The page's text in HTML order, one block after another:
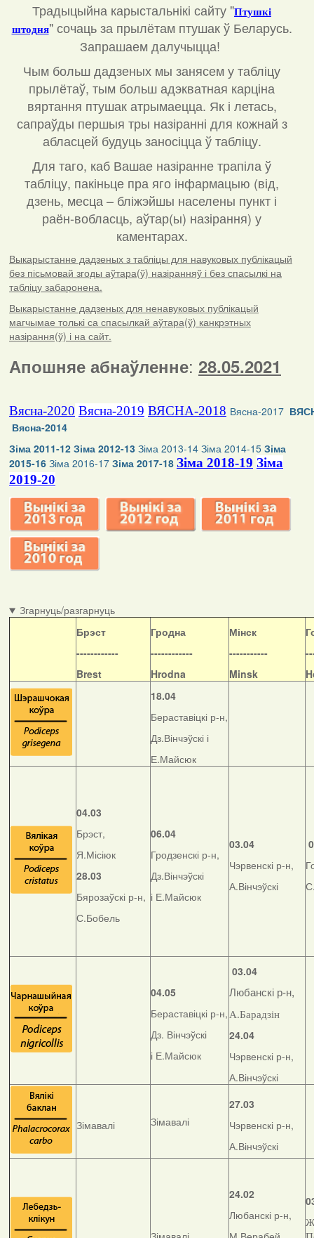
Традыцыйна карыстальнікі сайту "Птушкі
штодня" сочаць за прылётам птушак ў Беларусь.
Запрашаем далучыцца!
Чым больш дадзеных мы занясем у табліцу
прылётаў, тым больш адэкватная карціна
вяртання птушак атрымаецца. Як і летась,
сапраўды першыя тры назіранні для кожнай з
абласцей будуць заносіцца ў табліцу.
Для таго, каб Вашае назіранне трапіла ў
табліцу, пакіньце пра яго інфармацыю (від,
дзень, месца – бліжэйшы населены пункт і
раён-вобласць, аўтар(ы) назірання) у
каментарах.
Выкарыстанне дадзеных з табліцы для навуковых публікацый
без пісьмовай згоды аўтара(ў) назіранняў і без спасылкі на
табліцу забаронена.
Выкарыстанне дадзеных для ненавуковых публікацый
магчымае толькі са спасылкай аўтара(ў) канкрэтных
назірання(ў) і на сайт.
Апошняе абнаўленне: 28.05.2021
Вясна-2020 Вясна-2019 ВЯСНА-2018 Вясна-2017
Вясна-2014
Зіма 2011-12 Зіма 2012-13 Зіма 2013-14 Зіма 2014-15 Зіма
2015-16 Зіма 2016-17 Зіма 2017-18 Зіма 2018-19 Зіма
2019-20
Згарнуць/разгарнуць
Брэст
------------
Brest
Гродна
------------
Hrodna
Мінск
-----------
Minsk
18.04
Бераставіцкі р-н,
Дз.Вінчэўскі і
Е.Майсюк
04.03
Брэст,
Я.Місіюк
28.03
Бярозаўскі р-н,
С.Бобель
06.04
Гродзенскі р-н,
Дз.Вінчэўскі
і Е.Майсюк
03.04
Чэрвенскі р-н,
А.Вінчэўскі
04.05
Бераставіцкі р-н,
Дз. Вінчэўскі
і Е.Майсюк
03.04
Любанскі р-н,
А.Барадзін
24.04
Чэрвенскі р-н,
А.Вінчэўскі
Зімавалі Зімавалі
27.03
Чэрвенскі р-н,
А.Вінчэўскі
24.02
Любанскі р-н,